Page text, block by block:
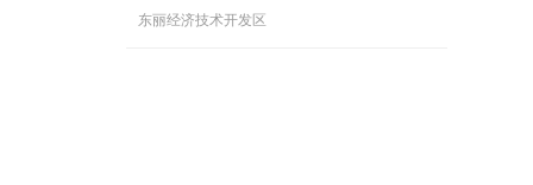
东丽经济技术开发区